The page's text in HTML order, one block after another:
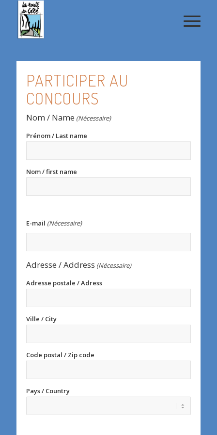
PARTICIPER AU
CONCOURS
Nom / Name (Nécessaire)
Prénom / Last name
Nom / first name
E-mail (Nécessaire)
Adresse / Address (Nécessaire)
Adresse postale / Adress
Ville / City
Code postal / Zip code
Pays / Country